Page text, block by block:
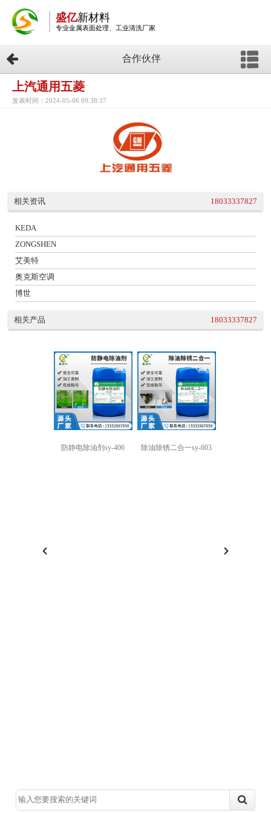
盛亿新材料
专业金属表面处理、工业清洗厂家
合作伙伴
上汽通用五菱
发表时间：2024-05-06 09:38:37
相关资讯 18033337827
KEDA
ZONGSHEN
艾美特
奥克斯空调
博世
相关产品 18033337827
防静电除油剂sy-406 除油除锈二合一sy-603